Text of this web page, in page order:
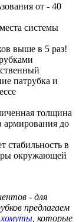
от - 40
системы
выше в 5 раз!
патрубка и
толщина
армирования до
стабильность в
окружающей
- для
предлагаем
хомуты , которые